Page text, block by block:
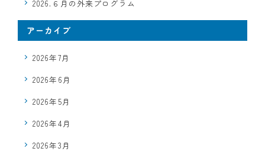
2026.６月の外来プログラム
アーカイブ
2026年7月
2026年6月
2026年5月
2026年4月
2026年3月